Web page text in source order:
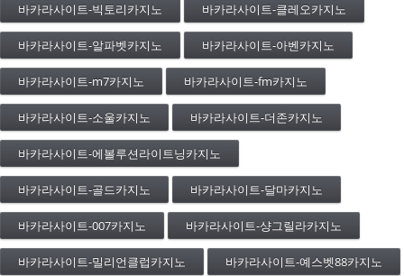
바카라사이트-빅토리카지노 바카라사이트-클레오카지노
바카라사이트-알파벳카지노 바카라사이트-아벤카지노
바카라사이트-m7카지노 바카라사이트-fm카지노
바카라사이트-소울카지노 바카라사이트-더존카지노
바카라사이트-에볼루션라이트닝카지노
바카라사이트-골드카지노 바카라사이트-달마카지노
바카라사이트-007카지노 바카라사이트-샹그릴라카지노
바카라사이트-밀리언클럽카지노 바카라사이트-예스벳88카지노